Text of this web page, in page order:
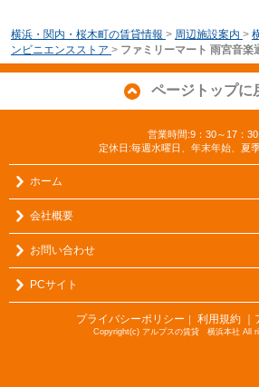
横浜・関内・桜木町の賃貸情報 > 周辺施設案内 >
ンビニエンスストア > ファミリーマート 雨宮音楽
ページトップに
営業時間:9：30～17：30
定休日:毎週水曜日、年末年始、夏
ホーム
会社概要
お問い合わせ
PCサイト
プライバシーポリシー ｜ 利用規約
Copyright(c) アルプスの賃貸 横浜本社 All